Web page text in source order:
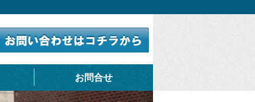
お問合せ